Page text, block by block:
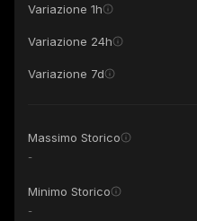
Variazione 1h
Variazione 24h
Variazione 7d
Massimo Storico
-
Minimo Storico
-